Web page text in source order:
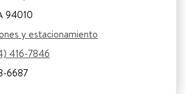
94010
y estacionamiento
416-7846
6687